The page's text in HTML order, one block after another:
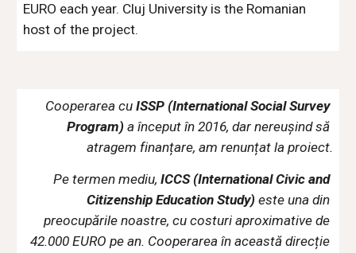
EURO each year. Cluj University is the Romanian
host of the project.
Cooperarea cu ISSP (International Social Survey
Program) a început în 2016, dar nereușind să
atragem finanțare, am renunțat la proiect.
Pe termen mediu, ICCS (International Civic and
Citizenship Education Study) este una din
preocupările noastre, cu costuri aproximative de
42.000 EURO pe an. Cooperarea în această direcție